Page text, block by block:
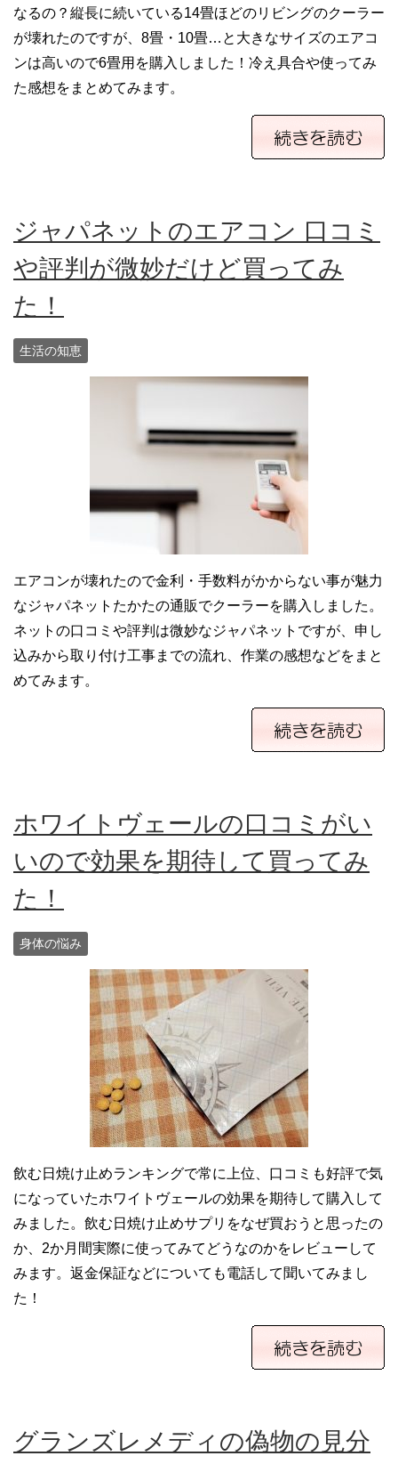
なるの？縦長に続いている14畳ほどのリビングのクーラー
が壊れたのですが、8畳・10畳…と大きなサイズのエアコ
ンは高いので6畳用を購入しました！冷え具合や使ってみ
た感想をまとめてみます。
ジャパネットのエアコン 口コミ
や評判が微妙だけど買ってみ
た！
生活の知恵
エアコンが壊れたので金利・手数料がかからない事が魅力
なジャパネットたかたの通販でクーラーを購入しました。
ネットの口コミや評判は微妙なジャパネットですが、申し
込みから取り付け工事までの流れ、作業の感想などをまと
めてみます。
ホワイトヴェールの口コミがい
いので効果を期待して買ってみ
た！
身体の悩み
飲む日焼け止めランキングで常に上位、口コミも好評で気
になっていたホワイトヴェールの効果を期待して購入して
みました。飲む日焼け止めサプリをなぜ買おうと思ったの
か、2か月間実際に使ってみてどうなのかをレビューして
みます。返金保証などについても電話して聞いてみまし
た！
グランズレメディの偽物の見分